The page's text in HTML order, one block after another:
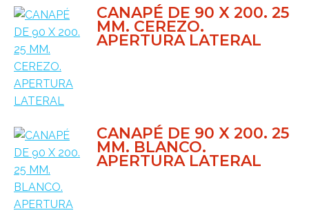
CANAPÉ DE 90 X 200. 25
MM. CEREZO.
APERTURA LATERAL
CANAPÉ DE 90 X 200. 25
MM. BLANCO.
APERTURA LATERAL